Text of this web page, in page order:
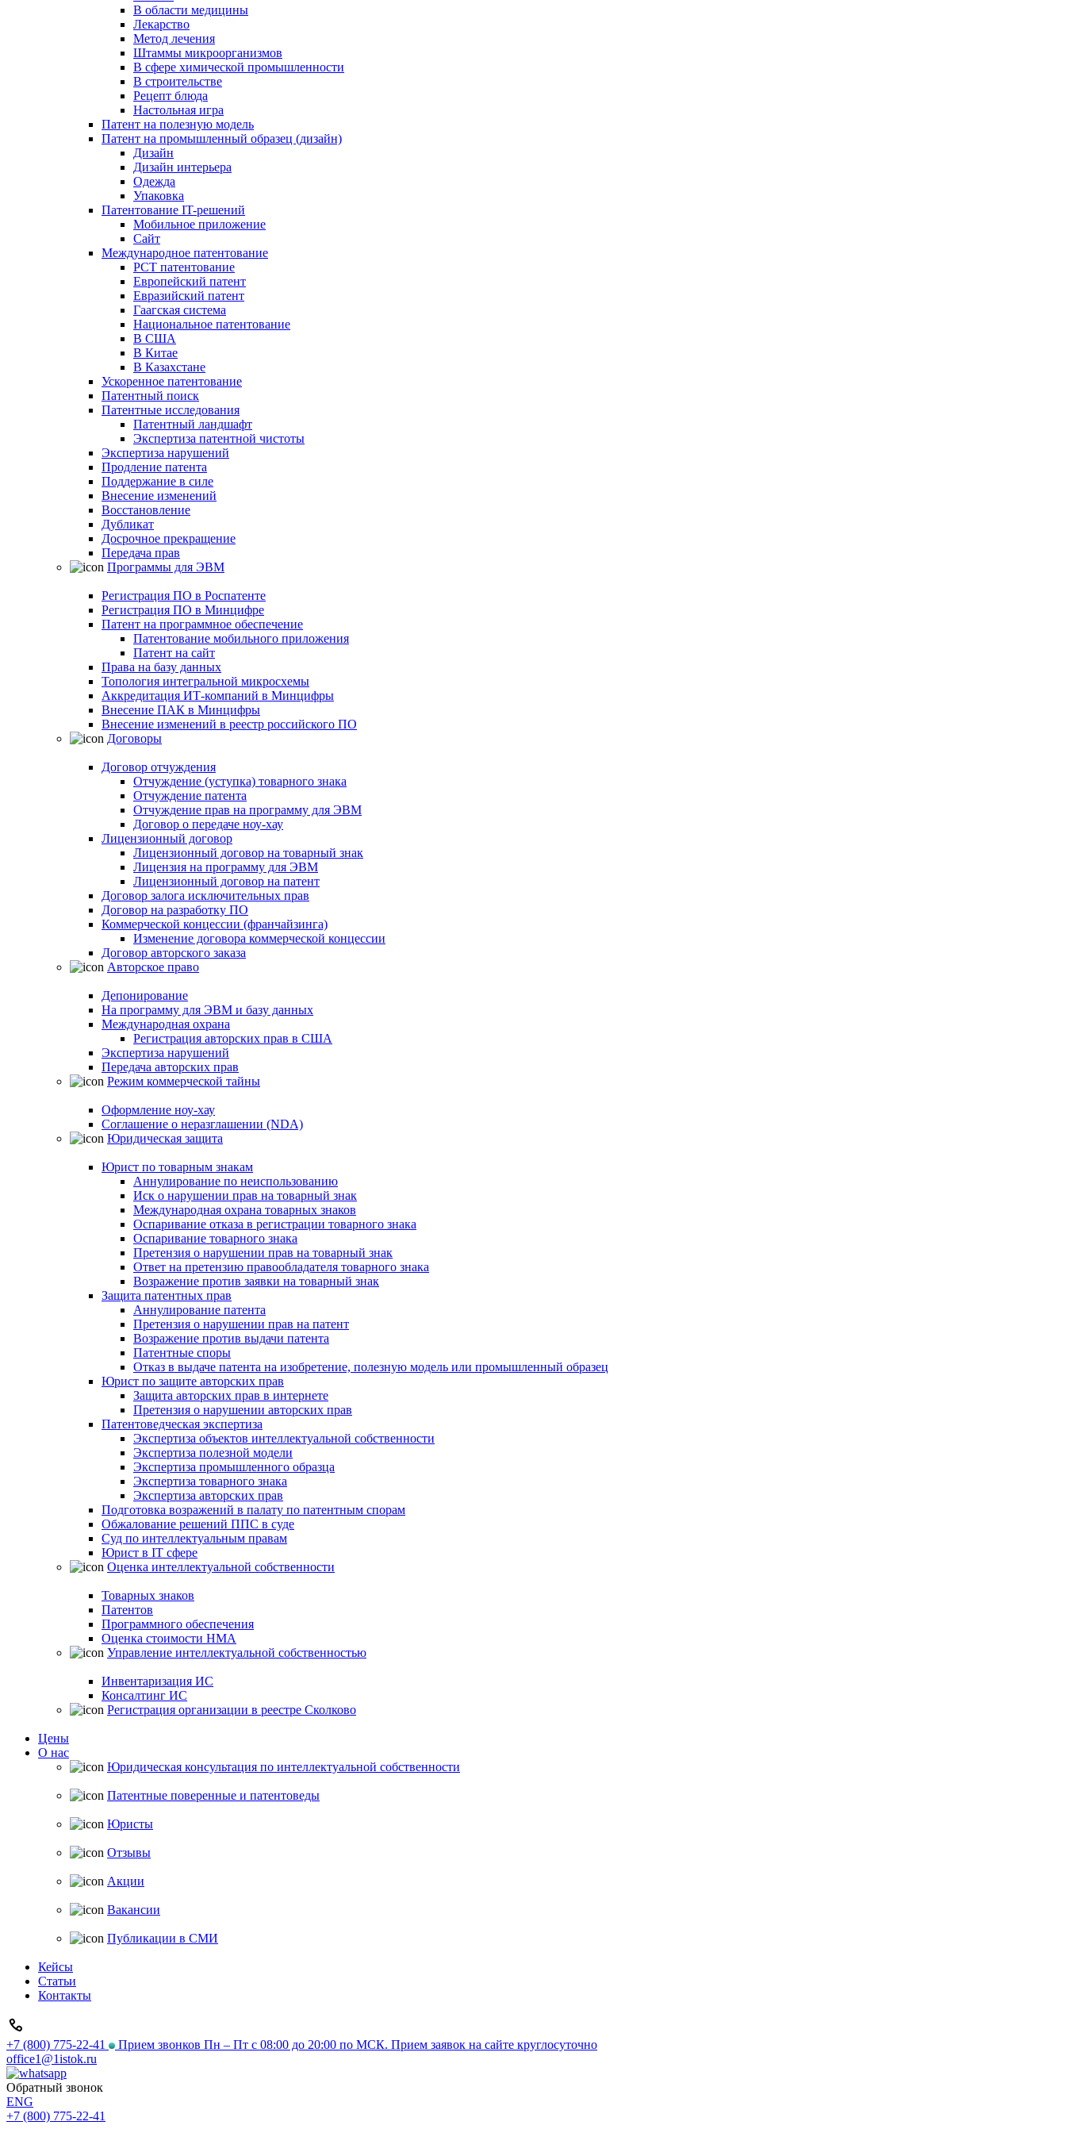
В области медицины
Лекарство
Метод лечения
Штаммы микроорганизмов
В сфере химической промышленности
В строительстве
Рецепт блюда
Настольная игра
Патент на полезную модель
Патент на промышленный образец (дизайн)
Дизайн
Дизайн интерьера
Одежда
Упаковка
Патентование IT-решений
Мобильное приложение
Сайт
Международное патентование
PCT патентование
Европейский патент
Евразийский патент
Гаагская система
Национальное патентование
В США
В Китае
В Казахстане
Ускоренное патентование
Патентный поиск
Патентные исследования
Патентный ландшафт
Экспертиза патентной чистоты
Экспертиза нарушений
Продление патента
Поддержание в силе
Внесение изменений
Восстановление
Дубликат
Досрочное прекращение
Передача прав
Программы для ЭВМ
Регистрация ПО в Роспатенте
Регистрация ПО в Минцифре
Патент на программное обеспечение
Патентование мобильного приложения
Патент на сайт
Права на базу данных
Топология интегральной микросхемы
Аккредитация ИТ-компаний в Минцифры
Внесение ПАК в Минцифры
Внесение изменений в реестр российского ПО
Договоры
Договор отчуждения
Отчуждение (уступка) товарного знака
Отчуждение патента
Отчуждение прав на программу для ЭВМ
Договор о передаче ноу-хау
Лицензионный договор
Лицензионный договор на товарный знак
Лицензия на программу для ЭВМ
Лицензионный договор на патент
Договор залога исключительных прав
Договор на разработку ПО
Коммерческой концессии (франчайзинга)
Изменение договора коммерческой концессии
Договор авторского заказа
Авторское право
Депонирование
На программу для ЭВМ и базу данных
Международная охрана
Регистрация авторских прав в США
Экспертиза нарушений
Передача авторских прав
Режим коммерческой тайны
Оформление ноу-хау
Соглашение о неразглашении (NDA)
Юридическая защита
Юрист по товарным знакам
Аннулирование по неиспользованию
Иск о нарушении прав на товарный знак
Международная охрана товарных знаков
Оспаривание отказа в регистрации товарного знака
Оспаривание товарного знака
Претензия о нарушении прав на товарный знак
Ответ на претензию правообладателя товарного знака
Возражение против заявки на товарный знак
Защита патентных прав
Аннулирование патента
Претензия о нарушении прав на патент
Возражение против выдачи патента
Патентные споры
Отказ в выдаче патента на изобретение, полезную модель или промышленный образец
Юрист по защите авторских прав
Защита авторских прав в интернете
Претензия о нарушении авторских прав
Патентоведческая экспертиза
Экспертиза объектов интеллектуальной собственности
Экспертиза полезной модели
Экспертиза промышленного образца
Экспертиза товарного знака
Экспертиза авторских прав
Подготовка возражений в палату по патентным спорам
Обжалование решений ППС в суде
Суд по интеллектуальным правам
Юрист в IT сфере
Оценка интеллектуальной собственности
Товарных знаков
Патентов
Программного обеспечения
Оценка стоимости НМА
Управление интеллектуальной собственностью
Инвентаризация ИС
Консалтинг ИС
Регистрация организации в реестре Сколково
Цены
О нас
Юридическая консультация по интеллектуальной собственности
Патентные поверенные и патентоведы
Юристы
Отзывы
Акции
Вакансии
Публикации в СМИ
Кейсы
Статьи
Контакты
+7 (800) 775-22-41
Прием звонков Пн – Пт с 08:00 до 20:00 по МСК. Прием заявок на сайте круглосуточно
office1@1istok.ru
Обратный звонок
ENG
+7 (800) 775-22-41